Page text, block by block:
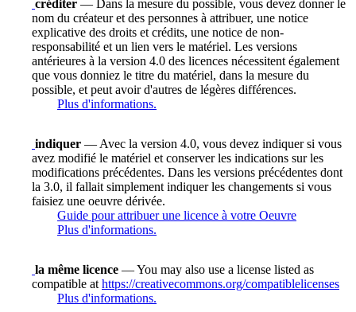
créditer — Dans la mesure du possible, vous devez donner le
nom du créateur et des personnes à attribuer, une notice
explicative des droits et crédits, une notice de non-
responsabilité et un lien vers le matériel. Les versions
antérieures à la version 4.0 des licences nécessitent également
que vous donniez le titre du matériel, dans la mesure du
possible, et peut avoir d'autres de légères différences.
Plus d'informations.
indiquer — Avec la version 4.0, vous devez indiquer si vous
avez modifié le matériel et conserver les indications sur les
modifications précédentes. Dans les versions précédentes dont
la 3.0, il fallait simplement indiquer les changements si vous
faisiez une oeuvre dérivée.
Guide pour attribuer une licence à votre Oeuvre
Plus d'informations.
la même licence — You may also use a license listed as
compatible at https://creativecommons.org/compatiblelicenses
Plus d'informations.